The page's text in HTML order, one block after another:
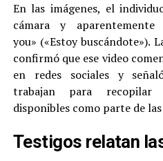
En las imágenes, el
cámara y
you» («Estoy buscándote»).
confirmó que ese video
en redes sociales y
trabajan para recopilar
disponibles como parte de
Testigos relatan